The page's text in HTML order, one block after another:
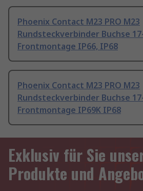
Phoenix Contact M23 PRO M23
Rundsteckverbinder Buchse
Frontmontage IP66, IP68
Phoenix Contact M23 PRO M23
Rundsteckverbinder Buchse
Frontmontage IP69K IP68
Exklusiv für Sie
Produkte und